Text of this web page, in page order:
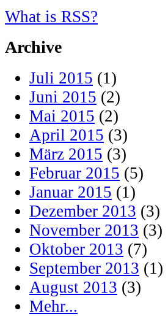
What is RSS?
Archive
Juli 2015 (1)
Juni 2015 (2)
Mai 2015 (2)
April 2015 (3)
März 2015 (3)
Februar 2015 (5)
Januar 2015 (1)
Dezember 2013 (3)
November 2013 (3)
Oktober 2013 (7)
September 2013 (1)
August 2013 (3)
Mehr...